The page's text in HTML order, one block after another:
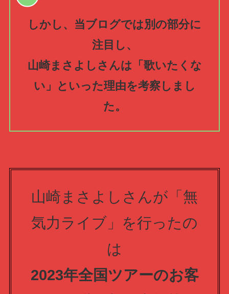
しかし、当ブログでは別の部分に
注目し、
山崎まさよしさんは「歌いたくな
い」といった理由を考察しまし
た。
山崎まさよしさんが「無
気力ライブ」を行ったの
は
2023年全国ツアーのお客